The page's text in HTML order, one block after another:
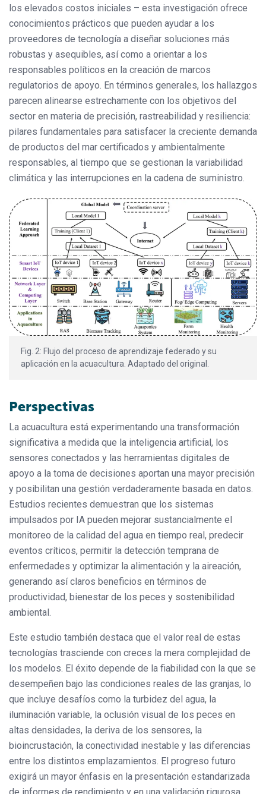
los elevados costos iniciales – esta investigación ofrece
conocimientos prácticos que pueden ayudar a los
proveedores de tecnología a diseñar soluciones más
robustas y asequibles, así como a orientar a los
responsables políticos en la creación de marcos
regulatorios de apoyo. En términos generales, los hallazgos
parecen alinearse estrechamente con los objetivos del
sector en materia de precisión, rastreabilidad y resiliencia:
pilares fundamentales para satisfacer la creciente demanda
de productos del mar certificados y ambientalmente
responsables, al tiempo que se gestionan la variabilidad
climática y las interrupciones en la cadena de suministro.
Fig. 2: Flujo del proceso de aprendizaje federado y su
aplicación en la acuacultura. Adaptado del original.
Perspectivas
La acuacultura está experimentando una transformación
significativa a medida que la inteligencia artificial, los
sensores conectados y las herramientas digitales de
apoyo a la toma de decisiones aportan una mayor precisión
y posibilitan una gestión verdaderamente basada en datos.
Estudios recientes demuestran que los sistemas
impulsados ​​por IA pueden mejorar sustancialmente el
monitoreo de la calidad del agua en tiempo real, predecir
eventos críticos, permitir la detección temprana de
enfermedades y optimizar la alimentación y la aireación,
generando así claros beneficios en términos de
productividad, bienestar de los peces y sostenibilidad
ambiental.
Este estudio también destaca que el valor real de estas
tecnologías trasciende con creces la mera complejidad de
los modelos. El éxito depende de la fiabilidad con la que se
desempeñen bajo las condiciones reales de las granjas, lo
que incluye desafíos como la turbidez del agua, la
iluminación variable, la oclusión visual de los peces en
altas densidades, la deriva de los sensores, la
bioincrustación, la conectividad inestable y las diferencias
entre los distintos emplazamientos. El progreso futuro
exigirá un mayor énfasis en la presentación estandarizada